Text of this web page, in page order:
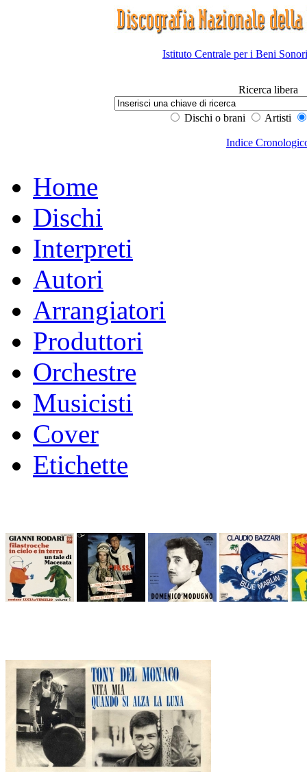
Istituto Centrale per i Beni
Ricerca libera
Dischi o brani Artisti
Indice
Home
Dischi
Interpreti
Autori
Arrangiatori
Produttori
Orchestre
Musicisti
Cover
Etichette